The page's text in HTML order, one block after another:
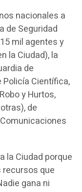
nacionales a
de Seguridad
mil agentes y
la Ciudad), la
de
Científica,
y Hurtos,
de
la Ciudad porque
recursos que
gana ni